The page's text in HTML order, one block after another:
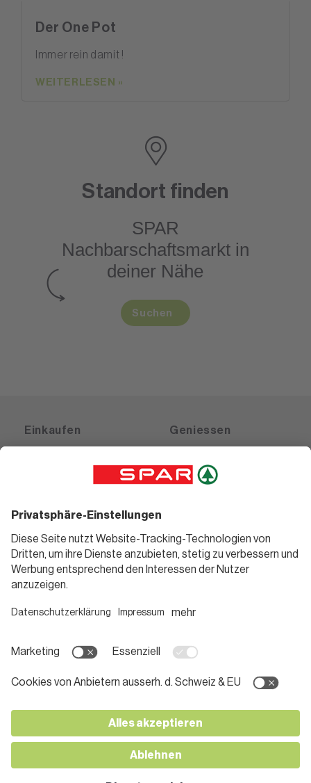
Der One Pot
Immer rein damit !
WEITERLESEN »
Standort finden
SPAR
Nachbarschaftsmarktin
deiner Nähe
Suchen
Einkaufen
Gutscheine
Geniessen
Weinwelt
Bierwelt
Informieren
Teilnahmebedingungen
Pressemitteilungen
Karriere bei SPAR
Kontakt
Folge uns